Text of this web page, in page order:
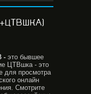
- это бывшее
ЦТВшка - это
для просмотра
онлайн
Смотрите